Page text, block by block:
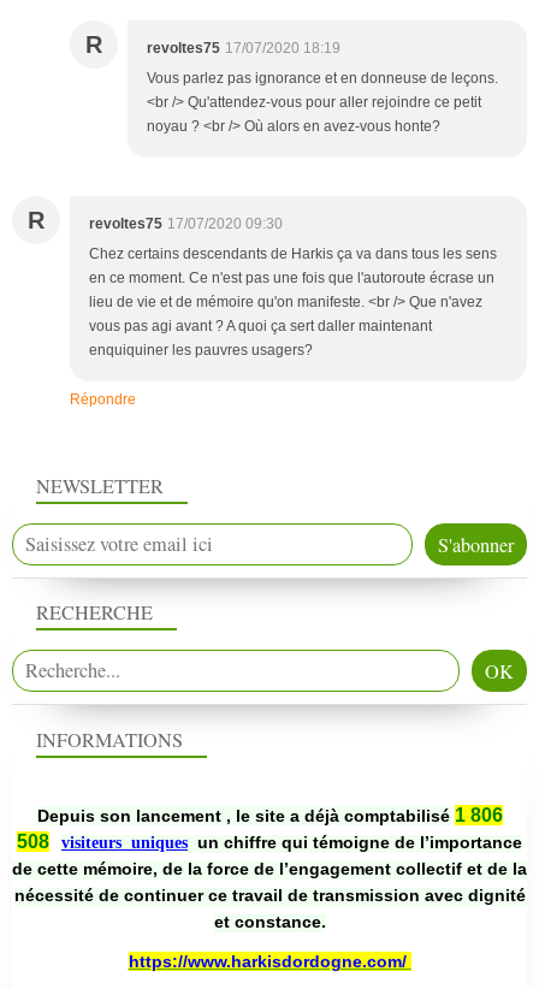
R revoltes75 17/07/2020 18:19
Vous parlez pas ignorance et en donneuse de leçons.
<br /> Qu'attendez-vous pour aller rejoindre ce petit
noyau ? <br /> Où alors en avez-vous honte?
R revoltes75 17/07/2020 09:30
Chez certains descendants de Harkis ça va dans tous les sens
en ce moment. Ce n'est pas une fois que l'autoroute écrase un
lieu de vie et de mémoire qu'on manifeste. <br /> Que n'avez
vous pas agi avant ? A quoi ça sert daller maintenant
enquiquiner les pauvres usagers?
Répondre
NEWSLETTER
RECHERCHE
INFORMATIONS
Depuis son lancement , le site a déjà comptabilisé 1 806
508
visiteurs uniques un chiffre qui témoigne de l’importance
de cette mémoire, de la force de l’engagement collectif et de la
nécessité de continuer ce travail de transmission avec dignité
et constance.
https://www.harkisdordogne.com/